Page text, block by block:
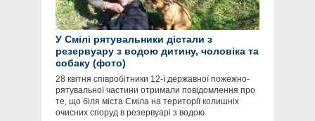
У Смілі рятувальники дістали з
резервуару з водою дитину, чоловіка та
собаку (фото)
28 квітня співробітники 12-ї державної пожежно-
рятувальної частини отримали повідомлення про
те, що біля міста Сміла на території колишніх
очисних споруд в резервуарі з водою